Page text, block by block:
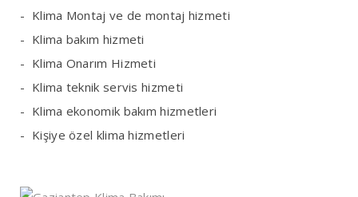
Klima Montaj ve de montaj hizmeti
Klima bakım hizmeti
Klima Onarım Hizmeti
Klima teknik servis hizmeti
Klima ekonomik bakım hizmetleri
Kişiye özel klima hizmetleri